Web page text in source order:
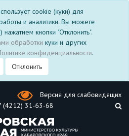
cookie (куки) для
и аналитики. Вы можете
нажатием кнопки "Отклонить".
обработки куки и других
конфиденциальности.
Отклонить
Версия для слабовидящих
(4212) 31-63-68